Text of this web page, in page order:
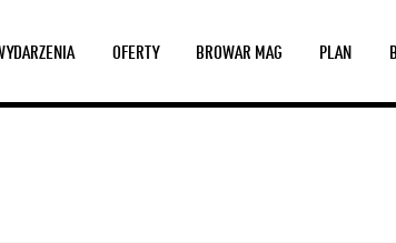
OFERTY BROWAR MAG PLAN